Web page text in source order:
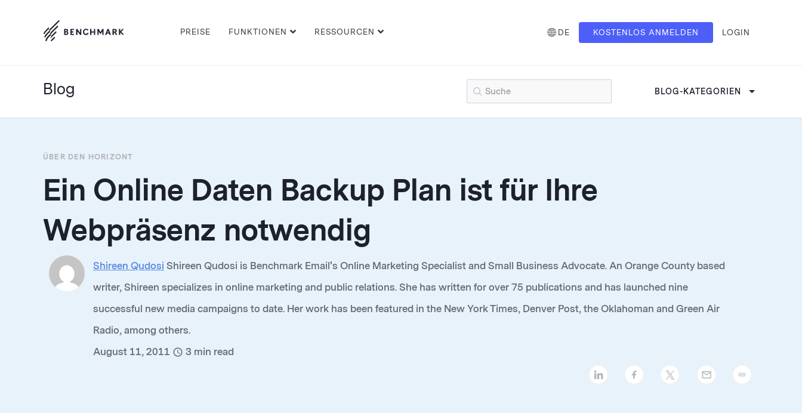
PREISE FUNKTIONEN RESSOURCEN DE KOSTENLOS ANMELDEN LOGIN
Blog BLOG-KATEGORIEN
ÜBER DEN HORIZONT
Ein Online Daten Backup Plan ist für Ihre
Webpräsenz notwendig
Shireen Qudosi Shireen Qudosi is Benchmark Email's Online Marketing Specialist and Small Business Advocate. An Orange County based
writer, Shireen specializes in online marketing and public relations. She has written for over 75 publications and has launched nine
successful new media campaigns to date. Her work has been featured in the New York Times, Denver Post, the Oklahoman and Green Air
Radio, among others.
August 11, 2011
3 min read